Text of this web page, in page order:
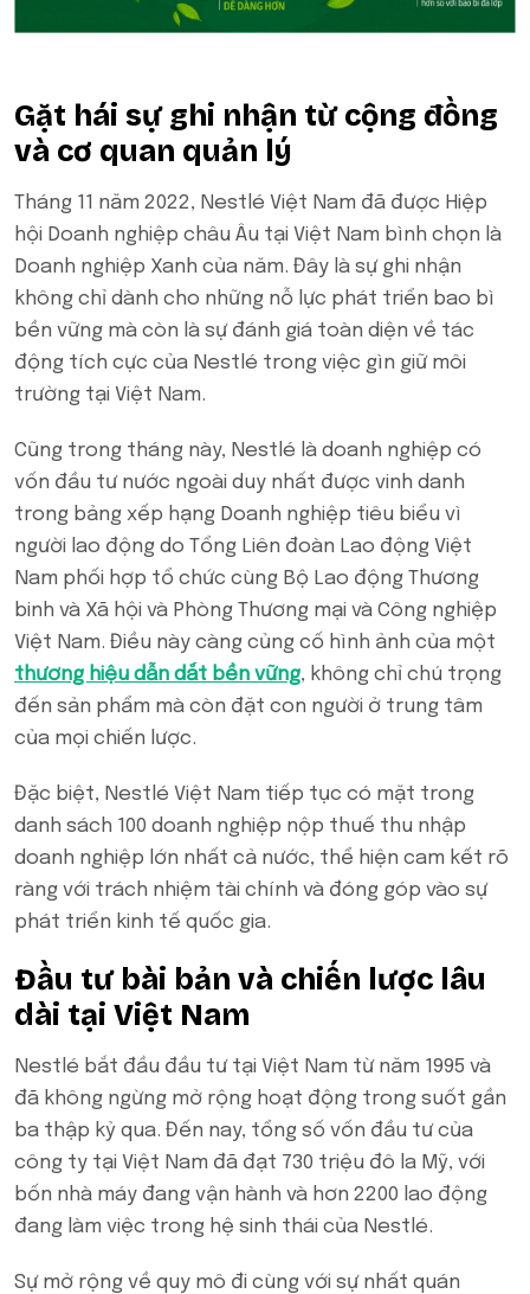
Gặt hái sự ghi nhận từ cộng đồng
và cơ quan quản lý
Tháng 11 năm 2022, Nestlé Việt Nam đã được Hiệp
hội Doanh nghiệp châu Âu tại Việt Nam bình chọn là
Doanh nghiệp Xanh của năm. Đây là sự ghi nhận
không chỉ dành cho những nỗ lực phát triển bao bì
bền vững mà còn là sự đánh giá toàn diện về tác
động tích cực của Nestlé trong việc gìn giữ môi
trường tại Việt Nam.
Cũng trong tháng này, Nestlé là doanh nghiệp có
vốn đầu tư nước ngoài duy nhất được vinh danh
trong bảng xếp hạng Doanh nghiệp tiêu biểu vì
người lao động do Tổng Liên đoàn Lao động Việt
Nam phối hợp tổ chức cùng Bộ Lao động Thương
binh và Xã hội và Phòng Thương mại và Công nghiệp
Việt Nam. Điều này càng củng cố hình ảnh của một
thương hiệu dẫn dắt bền vững, không chỉ chú trọng
đến sản phẩm mà còn đặt con người ở trung tâm
của mọi chiến lược.
Đặc biệt, Nestlé Việt Nam tiếp tục có mặt trong
danh sách 100 doanh nghiệp nộp thuế thu nhập
doanh nghiệp lớn nhất cả nước, thể hiện cam kết rõ
ràng với trách nhiệm tài chính và đóng góp vào sự
phát triển kinh tế quốc gia.
Đầu tư bài bản và chiến lược lâu
dài tại Việt Nam
Nestlé bắt đầu đầu tư tại Việt Nam từ năm 1995 và
đã không ngừng mở rộng hoạt động trong suốt gần
ba thập kỷ qua. Đến nay, tổng số vốn đầu tư của
công ty tại Việt Nam đã đạt 730 triệu đô la Mỹ, với
bốn nhà máy đang vận hành và hơn 2200 lao động
đang làm việc trong hệ sinh thái của Nestlé.
Sự mở rộng về quy mô đi cùng với sự nhất quán